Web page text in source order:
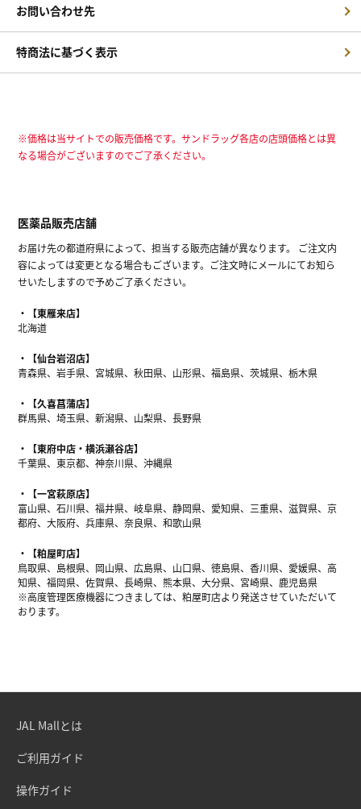
お問い合わせ先
特商法に基づく表示
※価格は当サイトでの販売価格です。サンドラッグ各店の店頭価格とは異
なる場合がございますのでご了承ください。
医薬品販売店舗
お届け先の都道府県によって、担当する販売店舗が異なります。 ご注文内
容によっては変更となる場合もございます。ご注文時にメールにてお知ら
せいたしますので予めご了承ください。
【東雁来店】
北海道
【仙台岩沼店】
青森県、岩手県、宮城県、秋田県、山形県、福島県、茨城県、栃木県
【久喜菖蒲店】
群馬県、埼玉県、新潟県、山梨県、長野県
【東府中店・横浜瀬谷店】
千葉県、東京都、神奈川県、沖縄県
【一宮萩原店】
富山県、石川県、福井県、岐阜県、静岡県、愛知県、三重県、滋賀県、京
都府、大阪府、兵庫県、奈良県、和歌山県
【粕屋町店】
鳥取県、島根県、岡山県、広島県、山口県、徳島県、香川県、愛媛県、高
知県、福岡県、佐賀県、長崎県、熊本県、大分県、宮崎県、鹿児島県
※高度管理医療機器につきましては、粕屋町店より発送させていただいて
おります。
JAL Mallとは
ご利用ガイド
操作ガイド